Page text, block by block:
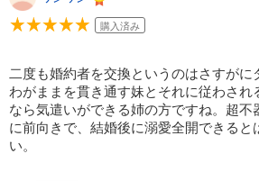
購入済み
二度も婚約者を交換というのはさすが
わがままを貫き通す妹とそれに従わされ
なら気遣いができる姉の方ですね。超
に前向きで、結婚後に溺愛全開できると
い。